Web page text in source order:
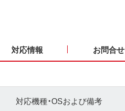
対応情報 お問合せ
対応機種・OSおよび備考